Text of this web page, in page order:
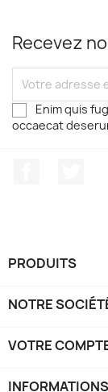
Recevez
Enim quis
occaecat
PRODUITS
NOTRE
VOTRE
INFORMATIONS